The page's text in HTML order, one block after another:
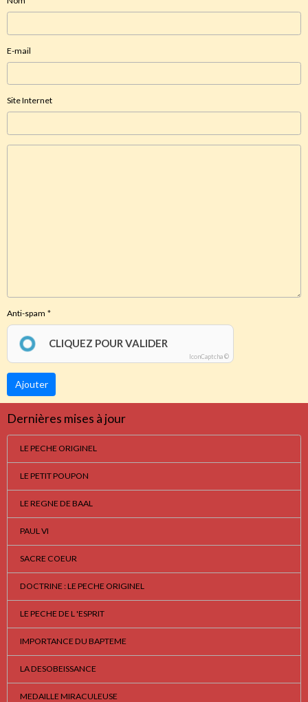
E-mail
Site Internet
Anti-spam
CLIQUEZ POUR VALIDER
IconCaptcha ©
Ajouter
Dernières mises à jour
LE PECHE ORIGINEL
LE PETIT POUPON
LE REGNE DE BAAL
PAUL VI
SACRE COEUR
DOCTRINE : LE PECHE ORIGINEL
LE PECHE DE L 'ESPRIT
IMPORTANCE DU BAPTEME
LA DESOBEISSANCE
MEDAILLE MIRACULEUSE